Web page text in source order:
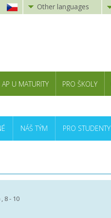
Other languages
AP U MATURITY PRO ŠKOLY
NÁŠ TÝM PRO STUDENTY
8 - 10